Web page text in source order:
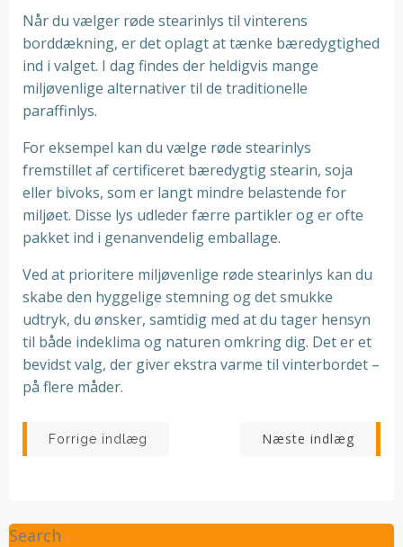
Når du vælger røde stearinlys til vinterens
borddækning, er det oplagt at tænke bæredygtighed
ind i valget. I dag findes der heldigvis mange
miljøvenlige alternativer til de traditionelle
paraffinlys.
For eksempel kan du vælge røde stearinlys
fremstillet af certificeret bæredygtig stearin, soja
eller bivoks, som er langt mindre belastende for
miljøet. Disse lys udleder færre partikler og er ofte
pakket ind i genanvendelig emballage.
Ved at prioritere miljøvenlige røde stearinlys kan du
skabe den hyggelige stemning og det smukke
udtryk, du ønsker, samtidig med at du tager hensyn
til både indeklima og naturen omkring dig. Det er et
bevidst valg, der giver ekstra varme til vinterbordet –
på flere måder.
Indlægsnavigation
Forrige indlæg Næste indlæg
Search